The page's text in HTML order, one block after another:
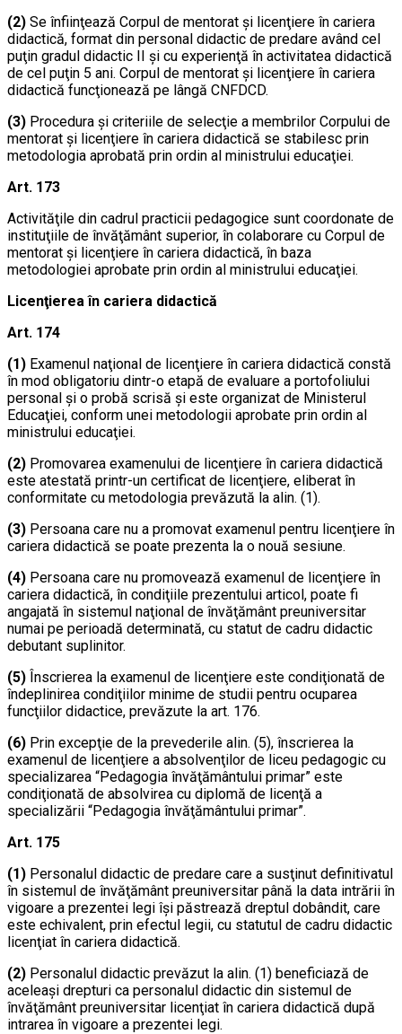
(2) Se înfiinţează Corpul de mentorat şi licenţiere în cariera
didactică, format din personal didactic de predare având cel
puţin gradul didactic II şi cu experienţă în activitatea didactică
de cel puţin 5 ani. Corpul de mentorat şi licenţiere în cariera
didactică funcţionează pe lângă CNFDCD.
(3) Procedura şi criteriile de selecţie a membrilor Corpului de
mentorat şi licenţiere în cariera didactică se stabilesc prin
metodologia aprobată prin ordin al ministrului educaţiei.
Art. 173
Activităţile din cadrul practicii pedagogice sunt coordonate de
instituţiile de învăţământ superior, în colaborare cu Corpul de
mentorat şi licenţiere în cariera didactică, în baza
metodologiei aprobate prin ordin al ministrului educaţiei.
Licenţierea în cariera didactică
Art. 174
(1) Examenul naţional de licenţiere în cariera didactică constă
în mod obligatoriu dintr-o etapă de evaluare a portofoliului
personal şi o probă scrisă şi este organizat de Ministerul
Educaţiei, conform unei metodologii aprobate prin ordin al
ministrului educaţiei.
(2) Promovarea examenului de licenţiere în cariera didactică
este atestată printr-un certificat de licenţiere, eliberat în
conformitate cu metodologia prevăzută la alin. (1).
(3) Persoana care nu a promovat examenul pentru licenţiere în
cariera didactică se poate prezenta la o nouă sesiune.
(4) Persoana care nu promovează examenul de licenţiere în
cariera didactică, în condiţiile prezentului articol, poate fi
angajată în sistemul naţional de învăţământ preuniversitar
numai pe perioadă determinată, cu statut de cadru didactic
debutant suplinitor.
(5) Înscrierea la examenul de licenţiere este condiţionată de
îndeplinirea condiţiilor minime de studii pentru ocuparea
funcţiilor didactice, prevăzute la art. 176.
(6) Prin excepţie de la prevederile alin. (5), înscrierea la
examenul de licenţiere a absolvenţilor de liceu pedagogic cu
specializarea “Pedagogia învăţământului primar” este
condiţionată de absolvirea cu diplomă de licenţă a
specializării “Pedagogia învăţământului primar”.
Art. 175
(1) Personalul didactic de predare care a susţinut definitivatul
în sistemul de învăţământ preuniversitar până la data intrării în
vigoare a prezentei legi îşi păstrează dreptul dobândit, care
este echivalent, prin efectul legii, cu statutul de cadru didactic
licenţiat în cariera didactică.
(2) Personalul didactic prevăzut la alin. (1) beneficiază de
aceleaşi drepturi ca personalul didactic din sistemul de
învăţământ preuniversitar licenţiat în cariera didactică după
intrarea în vigoare a prezentei legi.